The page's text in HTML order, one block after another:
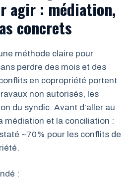
agir : médiation,
concrets
méthode claire pour
perdre des mois et des
en copropriété portent
non autorisés, les
du syndic. Avant d’aller au
médiation et la conciliation :
~70% pour les conflits de
: